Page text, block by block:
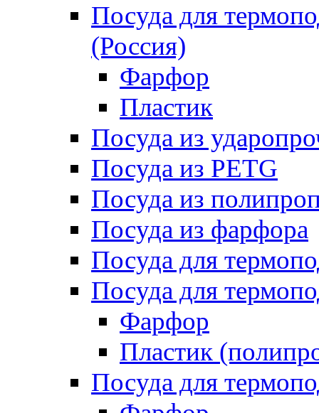
Посуда для
(Россия)
Фарфор
Пластик
Посуда из
Посуда из PETG
Посуда из
Посуда из фарфора
Посуда для
Посуда для
Фарфор
Пластик
Посуда для